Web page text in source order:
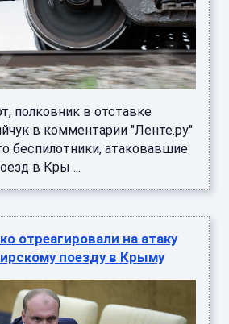
полковник в отставке
в комментарии "Ленте.ру"
беспилотники, атаковавшие
в Кры ...
отреагировали на атаку
поезду в Крыму